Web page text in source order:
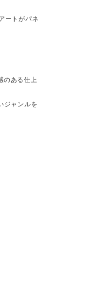
ートがパネ
のある仕上
ジャンルを